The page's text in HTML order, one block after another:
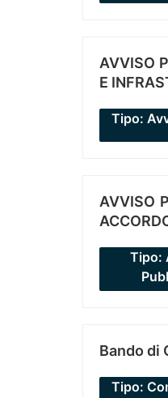
AVVISO
E
Tipo:
AVVISO
Tipo:
Bando di
Tipo: